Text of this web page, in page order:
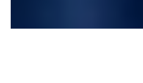
Faire